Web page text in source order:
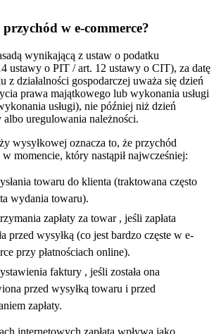
w e-commerce?
wynikającą z ustaw o podatku
ustawy o PIT / art. 12 ustawy o CIT), za datę
z działalności gospodarczej uważa się dzień
prawa majątkowego lub wykonania usługi
usługi), nie później niż dzień
uregulowania należności.
wysyłkowej oznacza to, że przychód
momencie, który nastąpił najwcześniej:
towaru do klienta (traktowana często
wydania towaru).
zapłaty za towar , jeśli zapłata
przed wysyłką (co jest bardzo częste w e-
przy płatnościach online).
faktury , jeśli została ona
przed wysyłką towaru i przed
zapłaty.
internetowych zapłata wpływa jako